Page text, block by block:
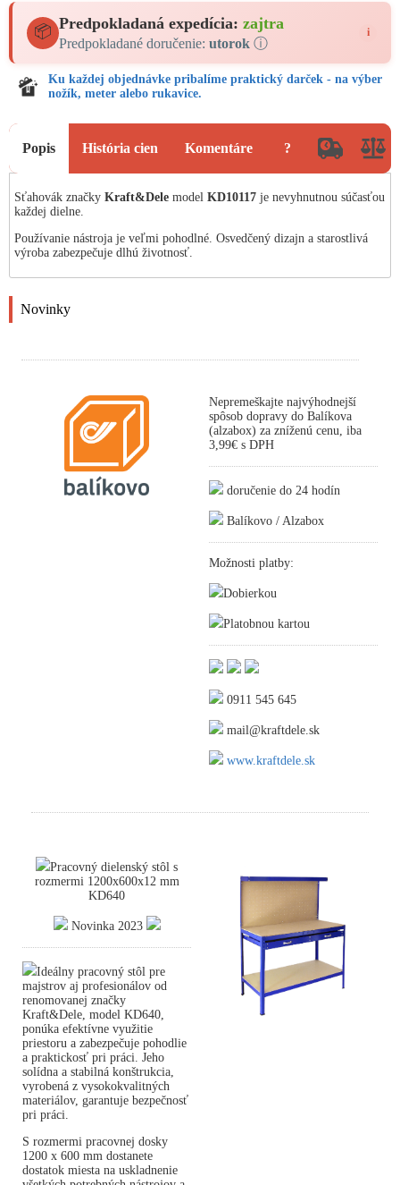
📦 Predpokladaná expedícia: zajtra
Predpokladané doručenie: utorok ⓘ
i
Ku každej objednávke pribalíme praktický darček - na výber
nožík, meter alebo rukavice.
Popis História cien Komentáre ?
Sťahovák značky Kraft&Dele model KD10117 je nevyhnutnou súčasťou
každej dielne.
Používanie nástroja je veľmi pohodlné. Osvedčený dizajn a starostlivá
výroba zabezpečuje dlhú životnosť.
Novinky
Nepremeškajte najvýhodnejší
spôsob dopravy do Balíkova
(alzabox) za zníženú cenu, iba
3,99€ s DPH
doručenie do 24 hodín
Balíkovo / Alzabox
Možnosti platby:
Dobierkou
Platobnou kartou
0911 545 645
mail@kraftdele.sk
www.kraftdele.sk
Pracovný dielenský stôl s
rozmermi 1200x600x12 mm
KD640
Novinka 2023
Ideálny pracovný stôl pre
majstrov aj profesionálov od
renomovanej značky
Kraft&Dele, model KD640,
ponúka efektívne využitie
priestoru a zabezpečuje pohodlie
a praktickosť pri práci. Jeho
solídna a stabilná konštrukcia,
vyrobená z vysokokvalitných
materiálov, garantuje bezpečnosť
pri práci.
S rozmermi pracovnej dosky
1200 x 600 mm dostanete
dostatok miesta na uskladnenie